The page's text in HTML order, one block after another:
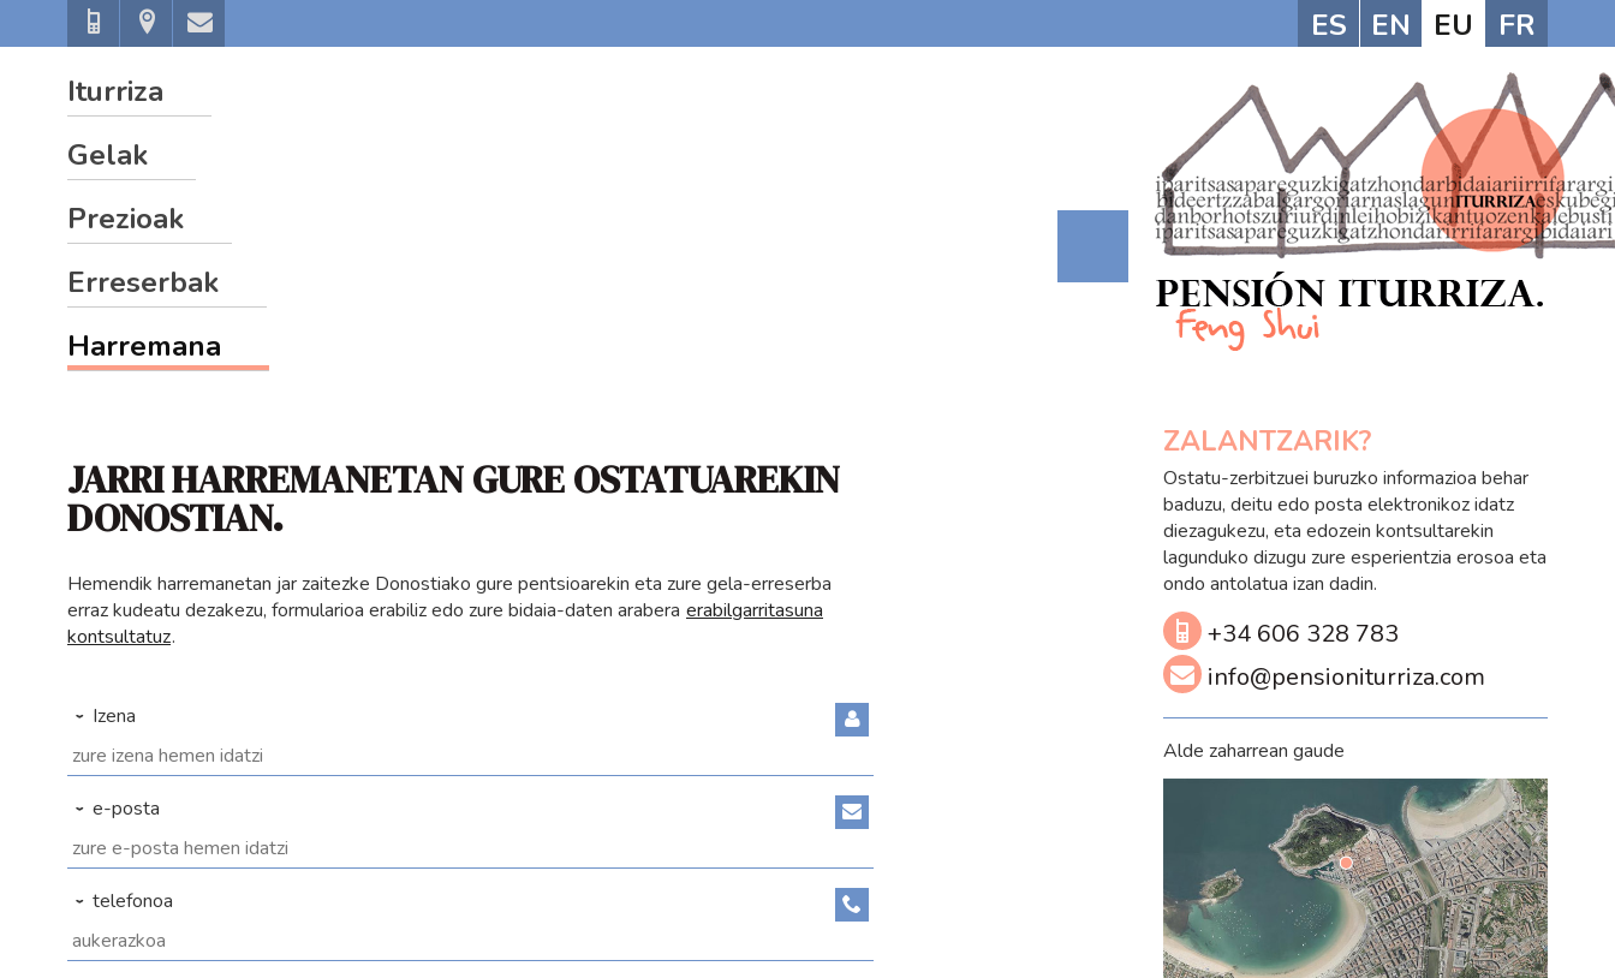
+34
328
Kanpandegi
ES EN EU
FR
Iturriza
Gelak
Prezioak
Erreserbak
Harremana
JARRI HARREMANETAN GURE OSTATUAREKIN
DONOSTIAN.
Hemendik harremanetan jar zaitezke Donostiako gure pentsioarekin eta zure gela-erreserba
erraz kudeatu dezakezu, formularioa erabiliz edo zure bidaia-daten arabera erabilgarritasuna
kontsultatuz.
Izena
e-posta
telefonoa
ZALANTZARIK?
Ostatu-zerbitzuei buruzko informazioa behar
baduzu, deitu edo posta elektronikoz idatz
diezagukezu, eta edozein kontsultarekin
lagunduko dizugu zure esperientzia erosoa eta
ondo antolatua izan dadin.
+34 606 328 783
info@pensioniturriza.com
Alde zaharrean gaude